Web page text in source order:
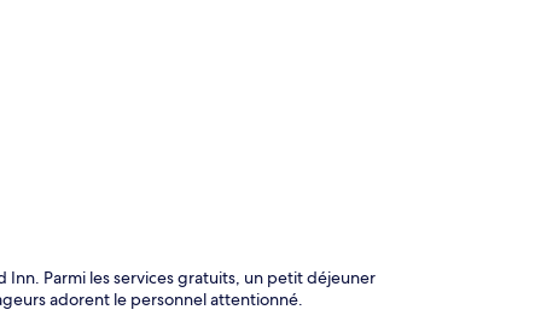
Parmi les services gratuits, un petit déjeuner
adorent le personnel attentionné.